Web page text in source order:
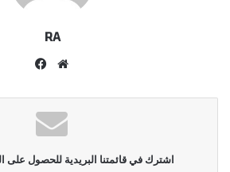
RA
موقع
اشترك في قائمتنا البريدية للحصول على